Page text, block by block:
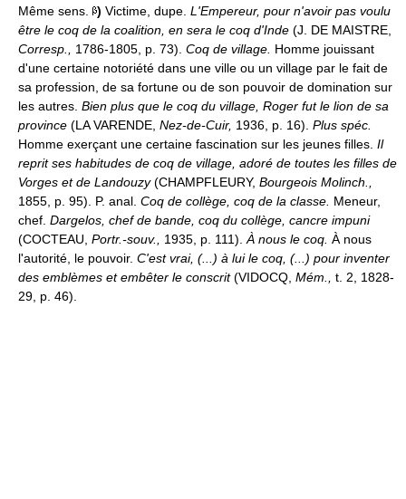
Même sens.
) Victime, dupe. L'Empereur, pour n'avoir pas voulu
être le coq de la coalition, en sera le coq d'Inde (J. DE MAISTRE,
Corresp., 1786-1805, p. 73). Coq de village. Homme jouissant
d'une certaine notoriété dans une ville ou un village par le fait de
sa profession, de sa fortune ou de son pouvoir de domination sur
les autres. Bien plus que le coq du village, Roger fut le lion de sa
province (LA VARENDE, Nez-de-Cuir, 1936, p. 16). Plus spéc.
Homme exerçant une certaine fascination sur les jeunes filles. Il
reprit ses habitudes de coq de village, adoré de toutes les filles de
Vorges et de Landouzy(CHAMPFLEURY, Bourgeois Molinch.,
1855, p. 95). P. anal. Coq de collège, coq de la classe. Meneur,
chef. Dargelos, chef de bande, coq du collège, cancre impuni
(COCTEAU, Portr.-souv., 1935, p. 111). À nous le coq. À nous
l'autorité, le pouvoir. C'est vrai, (...) à lui le coq, (...) pour inventer
des emblèmes et embêter le conscrit(VIDOCQ, Mém.,
t. 2, 1828-
29, p. 46).